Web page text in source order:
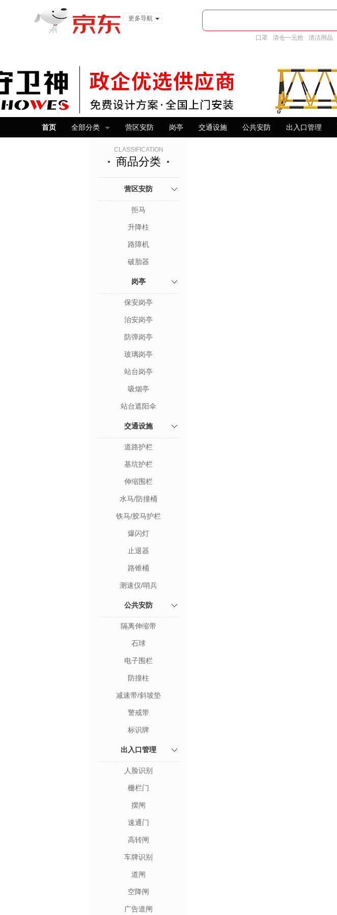
更多导航
口罩 清仓一元抢 清洁用品
首页 全部分类 营区安防 岗亭 交通设施 公共安防 出入口管理
CLASSIFICATION
商品分类
营区安防
拒马
升降柱
路障机
破胎器
岗亭
保安岗亭
治安岗亭
防弹岗亭
玻璃岗亭
站台岗亭
吸烟亭
站台遮阳伞
交通设施
道路护栏
基坑护栏
伸缩围栏
水马/防撞桶
铁马/胶马护栏
爆闪灯
止退器
路锥桶
测速仪/哨兵
公共安防
隔离伸缩带
石球
电子围栏
防撞柱
减速带/斜坡垫
警戒带
标识牌
出入口管理
人脸识别
栅栏门
摆闸
速通门
高转闸
车牌识别
道闸
空降闸
广告道闸